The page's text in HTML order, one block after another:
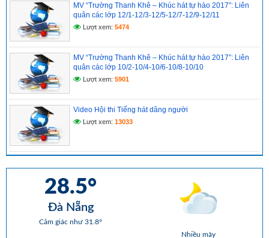
MV “Trường Thanh Khê – Khúc hát tự hào 2017”: Liên
quân các lớp 12/1-12/3-12/5-12/7-12/9-12/11
Lượt xem: 5474
MV “Trường Thanh Khê – Khúc hát tự hào 2017”: Liên
quân các lớp 10/2-10/4-10/6-10/8-10/10
Lượt xem: 5901
Video Hội thi Tiếng hát dâng người
Lượt xem: 13033